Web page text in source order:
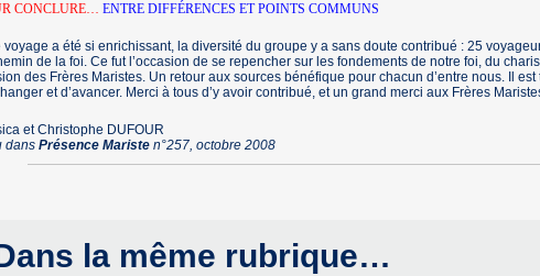
CONCLURE… ENTRE DIFFÉRENCES ET POINTS COMMUNS
voyage a été si enrichissant, la diversité du groupe y a sans doute contribué : 25
de la foi. Ce fut l’occasion de se repencher sur les fondements de notre foi, du
des Frères Maristes. Un retour aux sources bénéfique pour chacun d’entre nous. Il
et d’avancer. Merci à tous d’y avoir contribué, et un grand merci aux Frères
et Christophe DUFOUR
dans Présence Mariste n°257, octobre 2008
la même rubrique…